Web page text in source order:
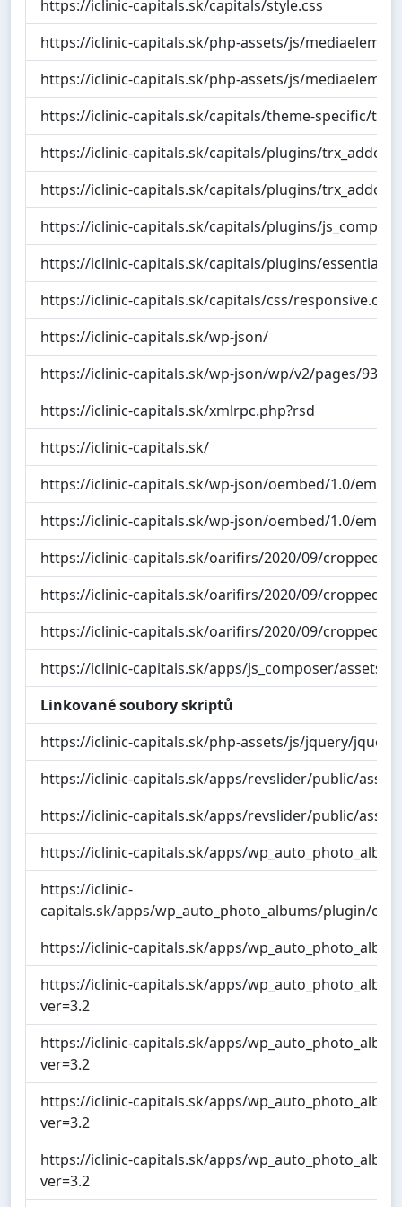
https://iclinic-capitals.sk/capitals/style.css
https://iclinic-capitals.sk/php-assets/js/
https://iclinic-capitals.sk/php-assets/js/
https://iclinic-capitals.sk/capitals/theme-specific/
https://iclinic-capitals.sk/capitals/plugins/
https://iclinic-capitals.sk/capitals/plugins/
https://iclinic-capitals.sk/capitals/plugins/
https://iclinic-capitals.sk/capitals/plugins/essential-
https://iclinic-capitals.sk/capitals/css/
https://iclinic-capitals.sk/wp-json/
https://iclinic-capitals.sk/wp-json/wp/v2/pages/93
https://iclinic-capitals.sk/xmlrpc.php?rsd
https://iclinic-capitals.sk/
https://iclinic-capitals.sk/wp-json/oembed/1.0/
https://iclinic-capitals.sk/wp-json/oembed/1.0/
https://iclinic-capitals.sk/oarifirs/2020/09/cropped-
https://iclinic-capitals.sk/oarifirs/2020/09/cropped-
https://iclinic-capitals.sk/oarifirs/2020/09/cropped-
https://iclinic-capitals.sk/apps/js_composer/assets/
Linkované soubory skriptů
https://iclinic-capitals.sk/php-assets/js/jquery/
https://iclinic-capitals.sk/apps/revslider/public/
https://iclinic-capitals.sk/apps/revslider/public/
https://iclinic-capitals.sk/apps/
https://iclinic-
capitals.sk/apps/wp_auto_photo_albums/plugin/
https://iclinic-capitals.sk/apps/
https://iclinic-capitals.sk/apps/
ver=3.2
https://iclinic-capitals.sk/apps/
ver=3.2
https://iclinic-capitals.sk/apps/
ver=3.2
https://iclinic-capitals.sk/apps/
ver=3.2